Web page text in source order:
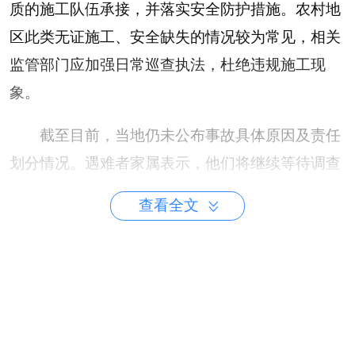
质的施工队伍承接，并落实安全防护措施。农村地
区此类无证施工、安全缺失的情况较为常见，相关
监管部门应加强日常巡查执法，杜绝违规施工现
象。
截至目前，当地仍未公布事故具体原因及责任
划分情况。遇难者家属表示，他们将继续等待调查
结果，同时保留通过法律途径维护权益的权利。社
会各界也在持续关注事件进展，呼吁相关部门加快
查看全文